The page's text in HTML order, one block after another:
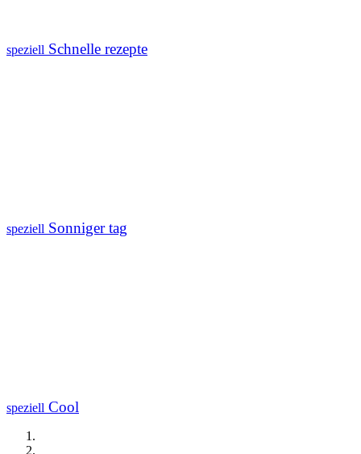
speziell Schnelle rezepte
speziell Sonniger tag
speziell Cool